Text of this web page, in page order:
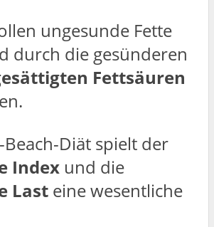
ungesunde Fette
durch die gesünderen
Fettsäuren
Diät spielt der
Index und die
Last eine wesentliche